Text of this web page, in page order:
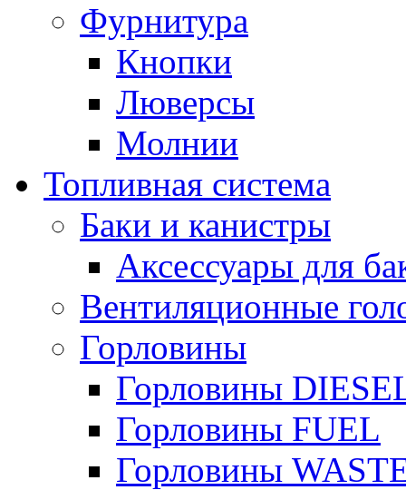
Фурнитура
Кнопки
Люверсы
Молнии
Топливная система
Баки и канистры
Аксессуары для
Вентиляционные
Горловины
Горловины
Горловины FUEL
Горловины